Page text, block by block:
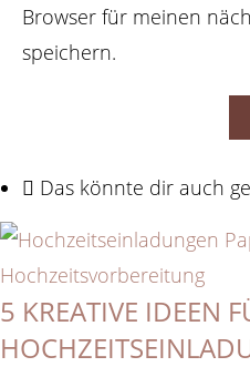
(optional)
Browser für meinen
speichern.
Das könnte dir auch
5 KREATIVE IDEEN